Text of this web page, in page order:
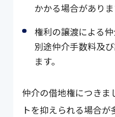
かかる場合がありま
権利の譲渡による仲
別途仲介手数料及
ます。
仲介の借地権につきま
トを抑えられる場合が